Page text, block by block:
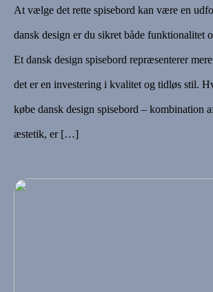
At vælge det rette spisebord kan være en
dansk design er du sikret både funktionalitet
Et dansk design spisebord repræsenterer
det er en investering i kvalitet og tidløs stil.
købe dansk design spisebord – kombination
æstetik, er […]